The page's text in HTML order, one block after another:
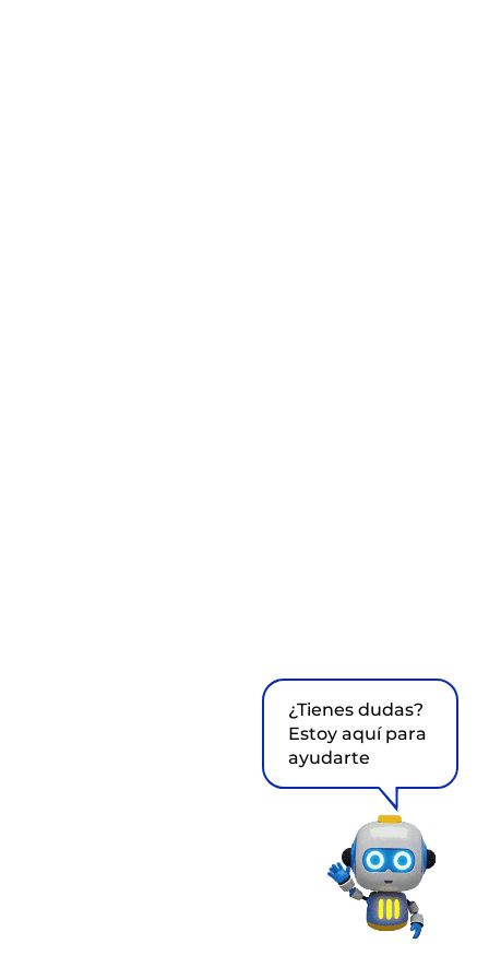
¿Tienes dudas?
Estoy aquí para
ayudarte